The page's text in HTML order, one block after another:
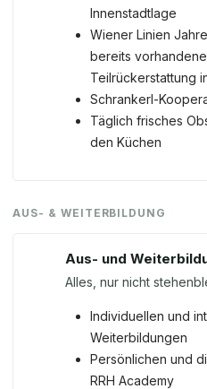
Innenstadtlage
Wiener Linien
bereits
Teilrückerstattung
Schrankerl-
Täglich frisches
den Küchen
AUS- & WEITERBILDUNG
Aus- und
Alles, nur nicht
Individuellen und
Weiterbildungen
Persönlichen und
RRH Academy